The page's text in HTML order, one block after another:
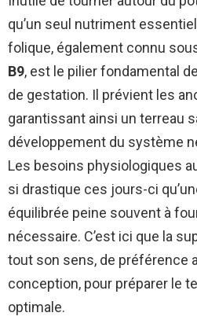
qu’un seul nutriment
folique, également connu
B9, est le pilier fondamental
de gestation. Il prévient les
garantissant ainsi un terreau
développement du système
Les besoins physiologiques
si drastique ces jours-ci
équilibrée peine souvent à
nécessaire. C’est ici que la
tout son sens, de préférence
conception, pour préparer le
optimale.